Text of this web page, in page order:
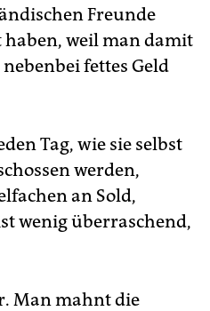
Freunde
haben, weil man damit
fettes Geld
Tag, wie sie selbst
werden,
an Sold,
wenig überraschend,
Man mahnt die